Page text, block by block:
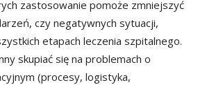
zastosowanie pomoże zmniejszyć
czy negatywnych sytuacji,
etapach leczenia szpitalnego.
skupiać się na problemach o
(procesy, logistyka,